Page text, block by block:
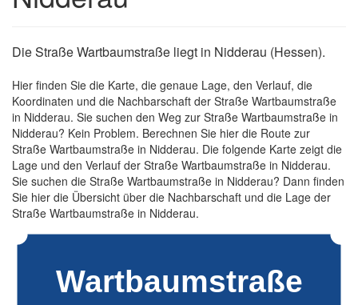
Die Straße Wartbaumstraße liegt in Nidderau (Hessen).
Hier finden Sie die Karte, die genaue Lage, den Verlauf, die
Koordinaten und die Nachbarschaft der Straße Wartbaumstraße
in Nidderau. Sie suchen den Weg zur Straße Wartbaumstraße in
Nidderau? Kein Problem. Berechnen Sie hier die Route zur
Straße Wartbaumstraße in Nidderau. Die folgende Karte zeigt die
Lage und den Verlauf der Straße Wartbaumstraße in Nidderau.
Sie suchen die Straße Wartbaumstraße in Nidderau? Dann finden
Sie hier die Übersicht über die Nachbarschaft und die Lage der
Straße Wartbaumstraße in Nidderau.